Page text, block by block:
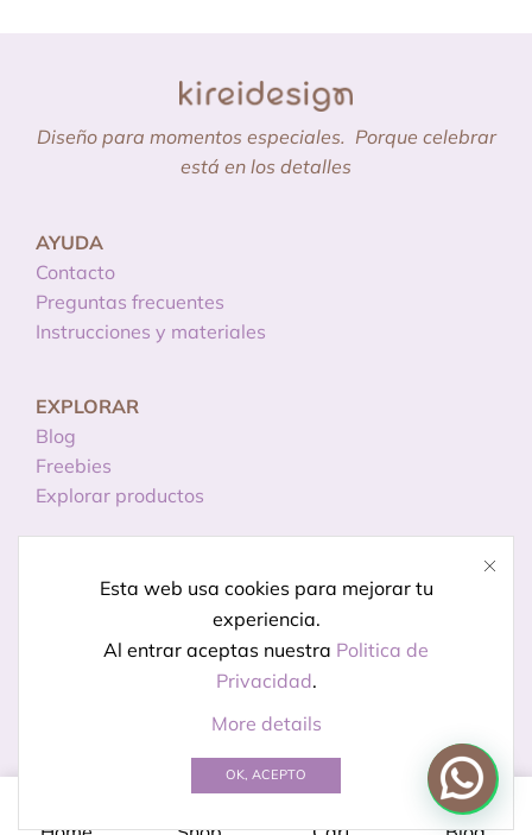
Esta web usa cookies para mejorar tu
experiencia.
Al entrar aceptas nuestra Politica de
Privacidad.
More details
OK, ACEPTO
Diseño para momentos especiales. Porque celebrar
está en los detalles
AYUDA
Contacto
Preguntas frecuentes
Instrucciones y materiales
EXPLORAR
Blog
Freebies
Explorar productos
Licencias de uso
Política de privacidad
Aviso legal